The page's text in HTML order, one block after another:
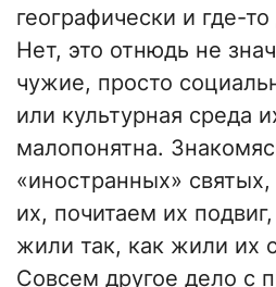
географически и где-
Нет, это отнюдь не
чужие, просто
или культурная среда
малопонятна.
«иностранных»
их, почитаем их
жили так, как жили их
Совсем другое дело с